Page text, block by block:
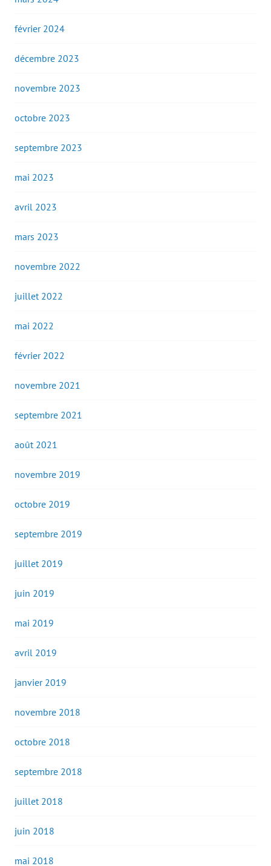
février 2024
décembre 2023
novembre 2023
octobre 2023
septembre 2023
mai 2023
avril 2023
mars 2023
novembre 2022
juillet 2022
mai 2022
février 2022
novembre 2021
septembre 2021
août 2021
novembre 2019
octobre 2019
septembre 2019
juillet 2019
juin 2019
mai 2019
avril 2019
janvier 2019
novembre 2018
octobre 2018
septembre 2018
juillet 2018
juin 2018
mai 2018